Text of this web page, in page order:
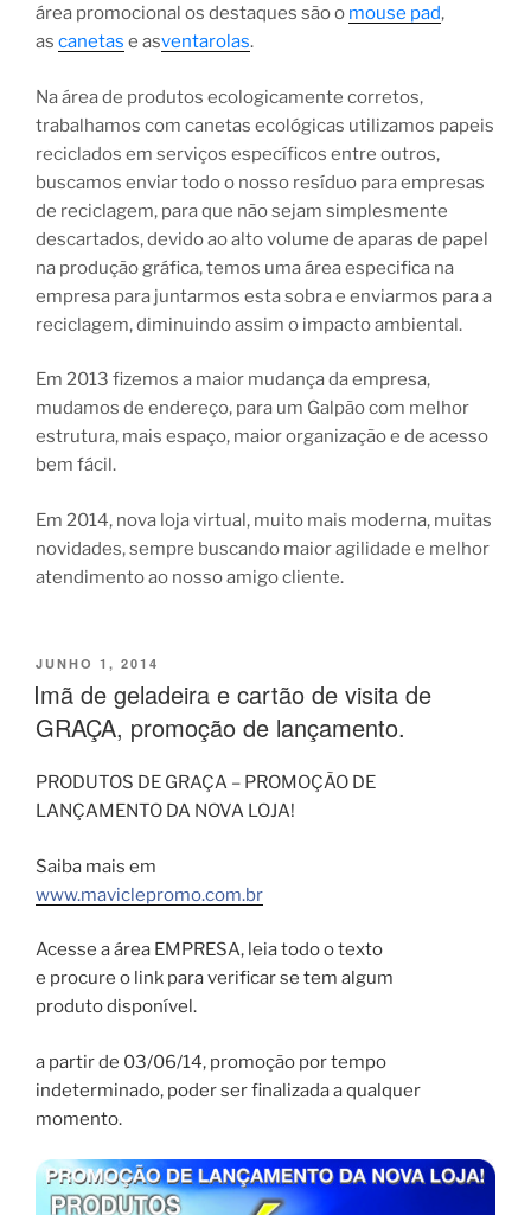
área promocional os destaques são o mouse pad,
as canetas e asventarolas.
Na área de produtos ecologicamente corretos,
trabalhamos com canetas ecológicas utilizamos papeis
reciclados em serviços específicos entre outros,
buscamos enviar todo o nosso resíduo para empresas
de reciclagem, para que não sejam simplesmente
descartados, devido ao alto volume de aparas de papel
na produção gráfica, temos uma área especifica na
empresa para juntarmos esta sobra e enviarmos para a
reciclagem, diminuindo assim o impacto ambiental.
Em 2013 fizemos a maior mudança da empresa,
mudamos de endereço, para um Galpão com melhor
estrutura, mais espaço, maior organização e de acesso
bem fácil.
Em 2014, nova loja virtual, muito mais moderna, muitas
novidades, sempre buscando maior agilidade e melhor
atendimento ao nosso amigo cliente.
PUBLICADO
EM
JUNHO 1, 2014
Imã de geladeira e cartão de visita de
GRAÇA, promoção de lançamento.
PRODUTOS DE GRAÇA – PROMOÇÃO DE
LANÇAMENTO DA NOVA LOJA!
Saiba mais em
www.maviclepromo.com.br
Acesse a área EMPRESA, leia todo o texto
e procure o link para verificar se tem algum
produto disponível.
a partir de 03/06/14, promoção por tempo
indeterminado, poder ser finalizada a qualquer
momento.